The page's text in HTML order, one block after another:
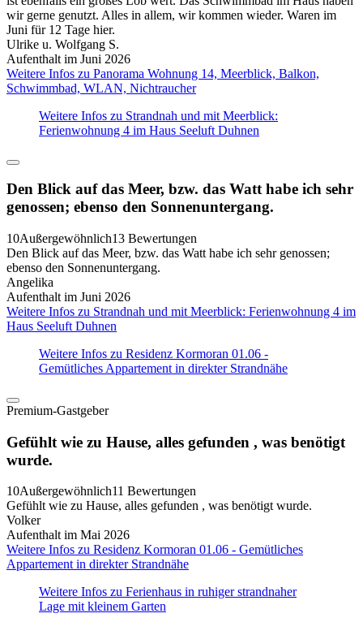
wir gerne genutzt. Alles in allem, wir kommen wieder. Waren im
Juni für 12 Tage hier.
Ulrike u. Wolfgang S.
Aufenthalt im Juni 2026
Weitere Infos zu Panorama Wohnung 14, Meerblick, Balkon,
Schwimmbad, WLAN, Nichtraucher
Weitere Infos zu Strandnah und mit Meerblick:
Ferienwohnung 4 im Haus Seeluft Duhnen
Den Blick auf das Meer, bzw. das Watt habe ich sehr
genossen; ebenso den Sonnenuntergang.
10Außergewöhnlich13 Bewertungen
Den Blick auf das Meer, bzw. das Watt habe ich sehr genossen;
ebenso den Sonnenuntergang.
Angelika
Aufenthalt im Juni 2026
Weitere Infos zu Strandnah und mit Meerblick: Ferienwohnung 4 im
Haus Seeluft Duhnen
Weitere Infos zu Residenz Kormoran 01.06 -
Gemütliches Appartement in direkter Strandnähe
Premium-Gastgeber
Gefühlt wie zu Hause, alles gefunden , was benötigt
wurde.
10Außergewöhnlich11 Bewertungen
Gefühlt wie zu Hause, alles gefunden , was benötigt wurde.
Volker
Aufenthalt im Mai 2026
Weitere Infos zu Residenz Kormoran 01.06 - Gemütliches
Appartement in direkter Strandnähe
Weitere Infos zu Ferienhaus in ruhiger strandnaher
Lage mit kleinem Garten